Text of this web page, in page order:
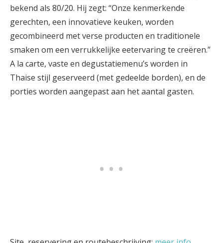
bekend als 80/20. Hij zegt: “Onze kenmerkende
gerechten, een innovatieve keuken, worden
gecombineerd met verse producten en traditionele
smaken om een verrukkelijke eetervaring te creëren.”
A la carte, vaste en degustatiemenu’s worden in
Thaise stijl geserveerd (met gedeelde borden), en de
porties worden aangepast aan het aantal gasten.